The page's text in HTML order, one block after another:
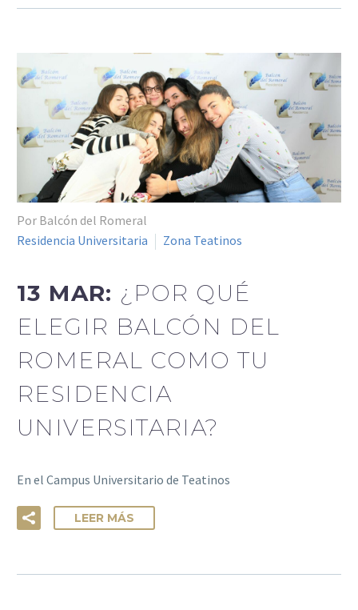
Por Balcón del Romeral
Residencia Universitaria
Zona Teatinos
13 MAR: ¿POR QUÉ
ELEGIR BALCÓN DEL
ROMERAL COMO TU
RESIDENCIA
UNIVERSITARIA?
En el Campus Universitario de Teatinos
LEER MÁS